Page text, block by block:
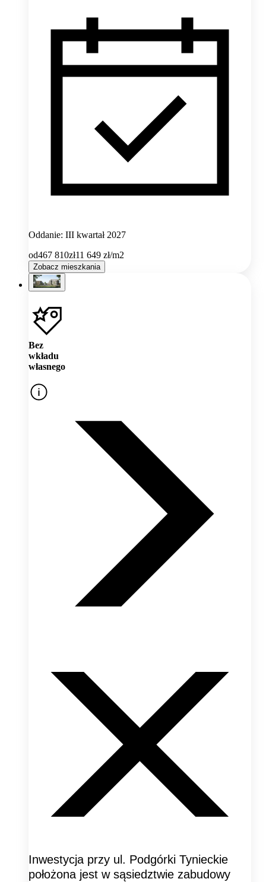
Oddanie: III kwartał 2027
od467 810zł11 649 zł/m2
Zobacz mieszkania
Bez
wkładu
własnego
Inwestycja przy ul. Podgórki Tynieckie
położona jest w sąsiedztwie zabudowy